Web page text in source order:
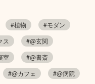
#植物
#モダン
ス
#@玄関
室
#@書斎
#@カフェ
#@病院